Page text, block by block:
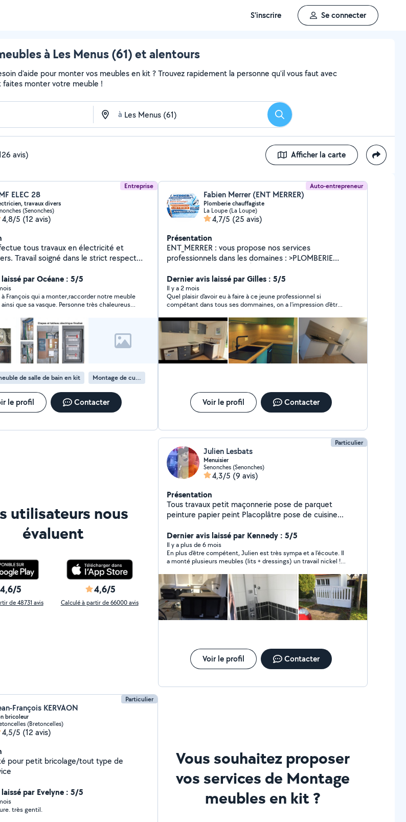
S'inscrire Se connecter
à Les Menus (61) et alentours
d'aide pour monter vos meubles en kit ? Trouvez rapidement la personne qu'il vous faut avec
faites monter votre meuble !
à Rechercher
avis) Afficher la carte
Entreprise
ELEC 28
travaux divers
(Senonches)
4,8/5 (12 avis)
tous travaux en électricité et
Travail soigné dans le strict respect
électrique. A très vite pour répondre
par Océane : 5/5
François qui a monter,raccorder notre meuble
que sa vasque. Personne très chaleureuse
chaque étapes qu’il faisait ! je
yeux fermés et nous referons appel à ses
de salle de bain en kit Montage de cuisine en kit
le profil Contacter
Auto-entrepreneur
Fabien Merrer (ENT MERRER)
Plomberie chauffagiste
La Loupe (La Loupe)
4,7/5 (25 avis)
Présentation
ENT_MERRER : vous propose nos services
professionnels dans les domaines : >PLOMBERIE
INSTALLATION 24h/24 7J/7
Dernier avis laissé par Gilles : 5/5
Il y a 2 mois
Quel plaisir d'avoir eu à faire à ce jeune professionnel si
compétant dans tous ses dommaines, on a l'impression d'être
confiance. Service rapide, épatant et prix honnête, c'était
vraiment impeccable. Avec son attitude amicale et très
professionnelle, je pense que nous avons trouvé l'entrepreneur
parfait que nous garderons.
Voir le profil Contacter
utilisateurs nous
évaluent
4,6/5
de 48731 avis
4,6/5
Calculé à partir de 66000 avis
Particulier
Julien Lesbats
Menuisier
Senonches (Senonches)
4,3/5 (9 avis)
Présentation
Tous travaux petit maçonnerie pose de parquet
peinture papier peint Placoplâtre pose de cuisine...
Dernier avis laissé par Kennedy : 5/5
Il y a plus de 6 mois
En plus d’être compétent, Julien est très sympa et a l’écoute. Il
a monté plusieurs meubles (lits + dressings) un travail nickel !
Voir le profil Contacter
Particulier
François KERVAON
bricoleur
(Bretoncelles)
4,5/5 (12 avis)
pour petit bricolage/tout type de
par Evelyne : 5/5
très gentil.
Vous souhaitez proposer
vos services de Montage
meubles en kit ?